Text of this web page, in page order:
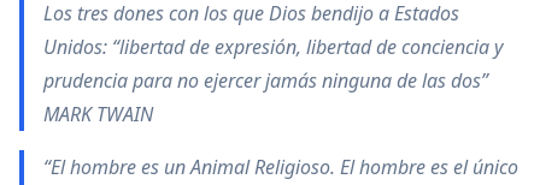
Los tres dones con los que Dios bendijo a Estados
Unidos: “libertad de expresión, libertad de conciencia y
prudencia para no ejercer jamás ninguna de las dos”
MARK TWAIN
“El hombre es un Animal Religioso. El hombre es el único